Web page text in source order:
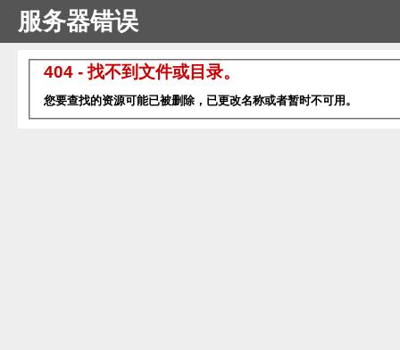
服务器错误
404 - 找不到文件或目录。
您要查找的资源可能已被删除，已更改名称或者暂时不可用。